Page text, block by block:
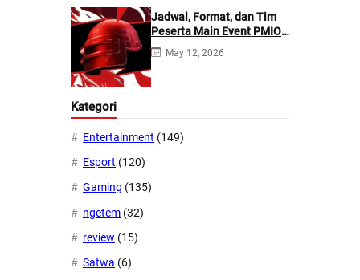
Jadwal, Format, dan Tim
Peserta Main Event PMIO
2026
May 12, 2026
Kategori
Entertainment (149)
Esport (120)
Gaming (135)
ngetem (32)
review (15)
Satwa (6)